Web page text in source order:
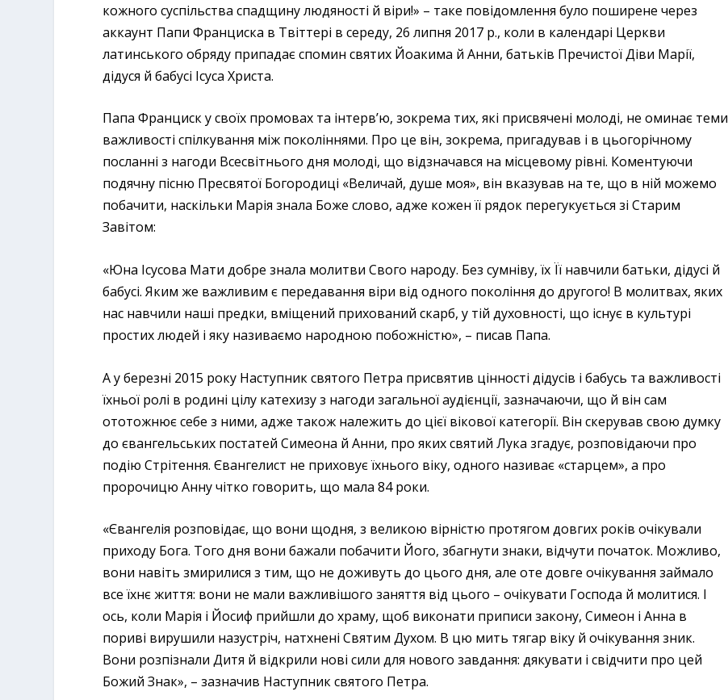
кожного суспільства спадщину людяності й віри!» – таке повідомлення було поширене через
аккаунт Папи Франциска в Твіттері в середу, 26 липня 2017 р., коли в календарі Церкви
латинського обряду припадає спомин святих Йоакима й Анни, батьків Пречистої Діви Марії,
дідуся й бабусі Ісуса Христа.
Папа Франциск у своїх промовах та інтерв’ю, зокрема тих, які присвячені молоді, не оминає теми
важливості спілкування між поколіннями. Про це він, зокрема, пригадував і в цьогорічному
посланні з нагоди Всесвітнього дня молоді, що відзначався на місцевому рівні. Коментуючи
подячну пісню Пресвятої Богородиці «Величай, душе моя», він вказував на те, що в ній можемо
побачити, наскільки Марія знала Боже слово, адже кожен її рядок перегукується зі Старим
Завітом:
«Юна Ісусова Мати добре знала молитви Свого народу. Без сумніву, їх Її навчили батьки, дідусі й
бабусі. Яким же важливим є передавання віри від одного покоління до другого! В молитвах, яких
нас навчили наші предки, вміщений прихований скарб, у тій духовності, що існує в культурі
простих людей і яку називаємо народною побожністю», – писав Папа.
А у березні 2015 року Наступник святого Петра присвятив цінності дідусів і бабусь та важливості
їхньої ролі в родині цілу катехизу з нагоди загальної аудієнції, зазначаючи, що й він сам
ототожнює себе з ними, адже також належить до цієї вікової категорії. Він скерував свою думку
до євангельських постатей Симеона й Анни, про яких святий Лука згадує, розповідаючи про
подію Стрітення. Євангелист не приховує їхнього віку, одного називає «старцем», а про
пророчицю Анну чітко говорить, що мала 84 роки.
«Євангелія розповідає, що вони щодня, з великою вірністю протягом довгих років очікували
приходу Бога. Того дня вони бажали побачити Його, збагнути знаки, відчути початок. Можливо,
вони навіть змирилися з тим, що не доживуть до цього дня, але оте довге очікування займало
все їхнє життя: вони не мали важливішого заняття від цього – очікувати Господа й молитися. І
ось, коли Марія і Йосиф прийшли до храму, щоб виконати приписи закону, Симеон і Анна в
пориві вирушили назустріч, натхнені Святим Духом. В цю мить тягар віку й очікування зник.
Вони розпізнали Дитя й відкрили нові сили для нового завдання: дякувати і свідчити про цей
Божий Знак», – зазначив Наступник святого Петра.